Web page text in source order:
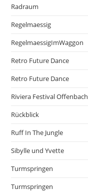
Radraum
Regelmaessig
RegelmaessigImWaggon
Retro Future Dance
Retro Future Dance
Riviera Festival Offenbach
Rückblick
Ruff In The Jungle
Sibylle und Yvette
Turmspringen
Turmspringen